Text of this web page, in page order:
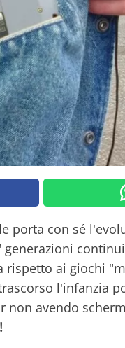
porta con sé
generazioni
ai giochi
l'infanzia
non avendo